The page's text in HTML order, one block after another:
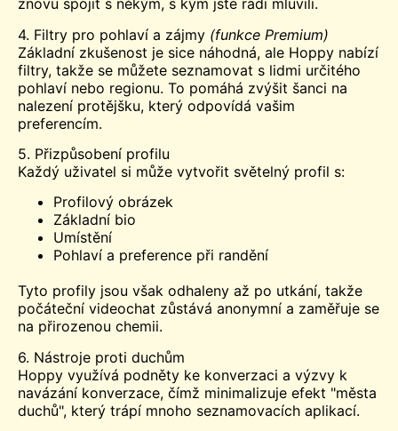
znovu spojit s někým, s kým jste rádi mluvili.
4. Filtry pro pohlaví a zájmy (funkce Premium)
Základní zkušenost je sice náhodná, ale Hoppy nabízí
filtry, takže se můžete seznamovat s lidmi určitého
pohlaví nebo regionu. To pomáhá zvýšit šanci na
nalezení protějšku, který odpovídá vašim
preferencím.
5. Přizpůsobení profilu
Každý uživatel si může vytvořit světelný profil s:
Profilový obrázek
Základní bio
Umístění
Pohlaví a preference při randění
Tyto profily jsou však odhaleny až po utkání, takže
počáteční videochat zůstává anonymní a zaměřuje se
na přirozenou chemii.
6. Nástroje proti duchům
Hoppy využívá podněty ke konverzaci a výzvy k
navázání konverzace, čímž minimalizuje efekt "města
duchů", který trápí mnoho seznamovacích aplikací.